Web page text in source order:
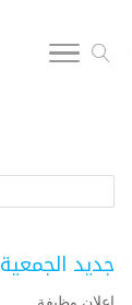
جديد الجمعية